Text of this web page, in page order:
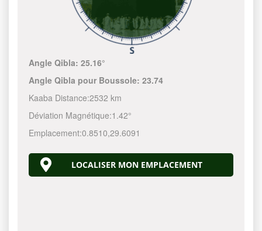
Angle Qibla:25.16°
Angle Qibla pour Boussole:23.74
Kaaba Distance:2532 km
Déviation Magnétique:1.42°
Emplacement:0.8510,29.6091
LOCALISER MON EMPLACEMENT